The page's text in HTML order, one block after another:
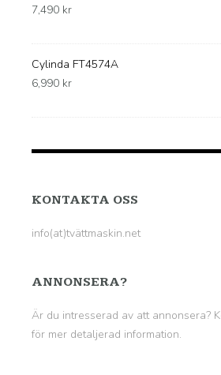
7,490 kr
Cylinda FT4574A
6,990 kr
KONTAKTA OSS
info(at)tvättmaskin.net
ANNONSERA?
Är du intresserad av att annonsera?
för mer detaljerad information.